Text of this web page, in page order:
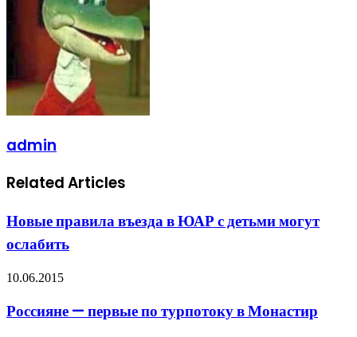
admin
Related Articles
Новые правила въезда в ЮАР с детьми могут
ослабить
10.06.2015
Россияне — первые по турпотоку в Монастир